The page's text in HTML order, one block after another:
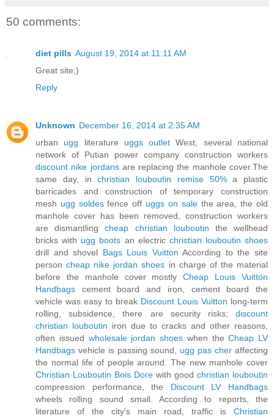
50 comments:
diet pills August 19, 2014 at 11:11 AM
Great site;)
Reply
Unknown December 16, 2014 at 2:35 AM
urban ugg literature uggs outlet West, several national
network of Putian power company construction workers
discount nike jordansare replacing the manhole cover.The
same day, inchristian louboutin remise 50%a plastic
barricades and construction of temporary construction
mesh ugg soldesfence off uggs on salethe area, the old
manhole cover has been removed, construction workers
are dismantlingcheap christian louboutin the wellhead
bricks with ugg boots an electric christian louboutin shoes
drill and shovel Bags Louis Vuitton According to the site
personcheap nike jordan shoes in charge of the material
before the manhole cover mostlyCheap Louis Vuitton
Handbags cement board and iron, cement board the
vehicle was easy to break Discount Louis Vuitton long-term
rolling, subsidence, there are security risks; discount
christian louboutin iron due to cracks and other reasons,
often issued wholesale jordan shoes when theCheap LV
Handbags vehicle is passing sound, ugg pas cher affecting
the normal life of people around. The new manhole cover
Christian Louboutin Bois Dore with good christian louboutin
compression performance, the Discount LV Handbags
wheels rolling sound small. According to reports, the
literature of the city's main road, traffic is Christian